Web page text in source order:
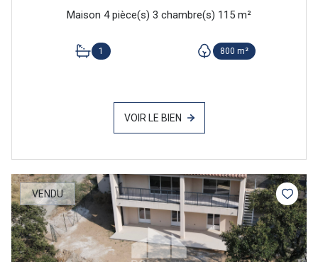
Maison 4 pièce(s) 3 chambre(s) 115 m²
1 800 m²
VOIR LE BIEN
VENDU